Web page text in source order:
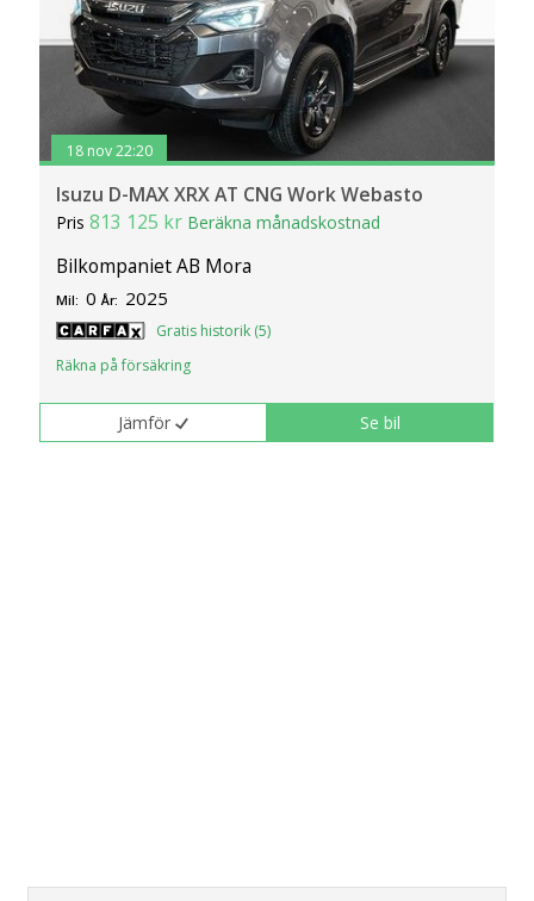
18 nov 22:20
Isuzu D-MAX XRX AT CNG Work Webasto
Pris813 125 kr Beräkna månadskostnad
Bilkompaniet AB Mora
Mil: 0 År: 2025
Gratis historik (5)
Räkna på försäkring
Jämför Se bil